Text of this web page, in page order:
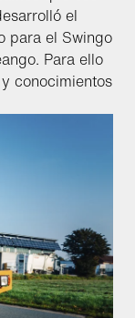
el
para el Swingo
Para ello
conocimientos